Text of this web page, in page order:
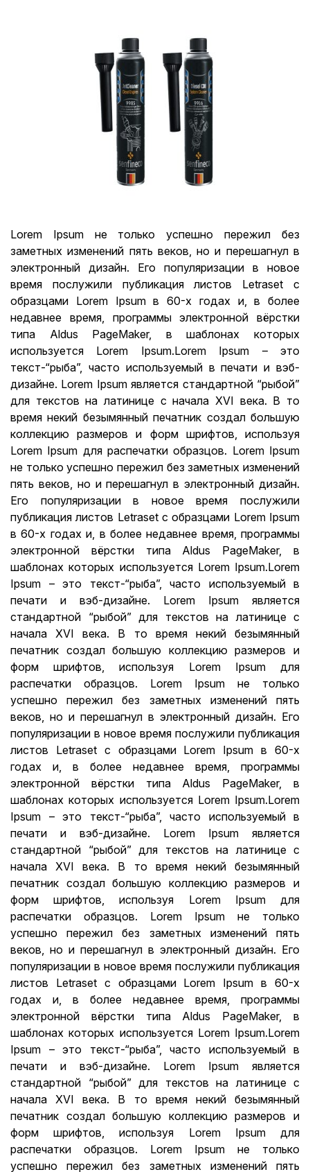
Lorem Ipsum не только успешно пережил без
заметных изменений пять веков, но и перешагнул в
электронный дизайн. Его популяризации в новое
время послужили публикация листов Letraset с
образцами Lorem Ipsum в 60-х годах и, в более
недавнее время, программы электронной вёрстки
типа Aldus PageMaker, в шаблонах которых
используется Lorem Ipsum.Lorem Ipsum – это
текст-“рыба”, часто используемый в печати и вэб-
дизайне. Lorem Ipsum является стандартной “рыбой”
для текстов на латинице с начала XVI века. В то
время некий безымянный печатник создал большую
коллекцию размеров и форм шрифтов, используя
Lorem Ipsum для распечатки образцов. Lorem Ipsum
не только успешно пережил без заметных изменений
пять веков, но и перешагнул в электронный дизайн.
Его популяризации в новое время послужили
публикация листов Letraset с образцами Lorem Ipsum
в 60-х годах и, в более недавнее время, программы
электронной вёрстки типа Aldus PageMaker, в
шаблонах которых используется Lorem Ipsum.Lorem
Ipsum – это текст-“рыба”, часто используемый в
печати и вэб-дизайне. Lorem Ipsum является
стандартной “рыбой” для текстов на латинице с
начала XVI века. В то время некий безымянный
печатник создал большую коллекцию размеров и
форм шрифтов, используя Lorem Ipsum для
распечатки образцов. Lorem Ipsum не только
успешно пережил без заметных изменений пять
веков, но и перешагнул в электронный дизайн. Его
популяризации в новое время послужили публикация
листов Letraset с образцами Lorem Ipsum в 60-х
годах и, в более недавнее время, программы
электронной вёрстки типа Aldus PageMaker, в
шаблонах которых используется Lorem Ipsum.Lorem
Ipsum – это текст-“рыба”, часто используемый в
печати и вэб-дизайне. Lorem Ipsum является
стандартной “рыбой” для текстов на латинице с
начала XVI века. В то время некий безымянный
печатник создал большую коллекцию размеров и
форм шрифтов, используя Lorem Ipsum для
распечатки образцов. Lorem Ipsum не только
успешно пережил без заметных изменений пять
веков, но и перешагнул в электронный дизайн. Его
популяризации в новое время послужили публикация
листов Letraset с образцами Lorem Ipsum в 60-х
годах и, в более недавнее время, программы
электронной вёрстки типа Aldus PageMaker, в
шаблонах которых используется Lorem Ipsum.Lorem
Ipsum – это текст-“рыба”, часто используемый в
печати и вэб-дизайне. Lorem Ipsum является
стандартной “рыбой” для текстов на латинице с
начала XVI века. В то время некий безымянный
печатник создал большую коллекцию размеров и
форм шрифтов, используя Lorem Ipsum для
распечатки образцов. Lorem Ipsum не только
успешно пережил без заметных изменений пять